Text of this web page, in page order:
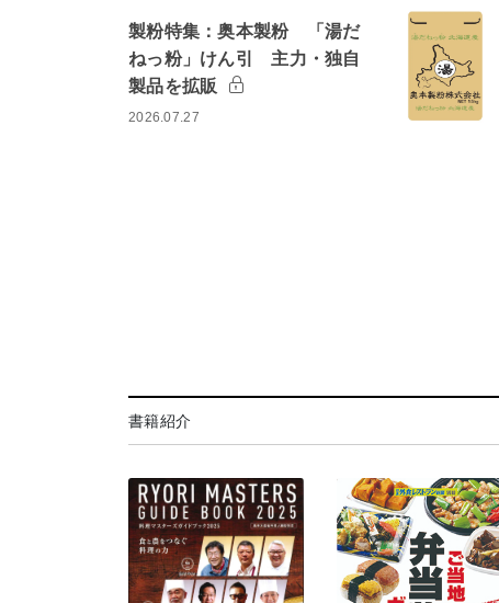
製粉特集：奥本製粉 「湯だ
ねっ粉」けん引 主力・独自
製品を拡販
2026.07.27
書籍紹介